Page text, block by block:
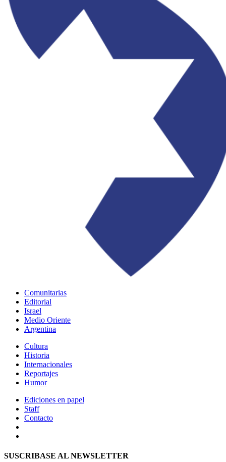
Comunitarias
Editorial
Israel
Medio Oriente
Argentina
Cultura
Historia
Internacionales
Reportajes
Humor
Ediciones en papel
Staff
Contacto
SUSCRIBASE AL NEWSLETTER